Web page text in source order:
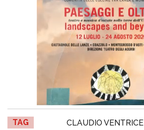
TAG
CLAUDIO VENTRICE